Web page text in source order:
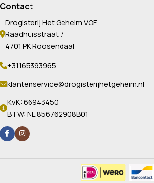
Contact
Drogisterij Het Geheim VOF
Raadhuisstraat 7
4701 PK Roosendaal
+31165393965
klantenservice@drogisterijhetgeheim.nl
KvK: 66943450
BTW: NL.856762908B01